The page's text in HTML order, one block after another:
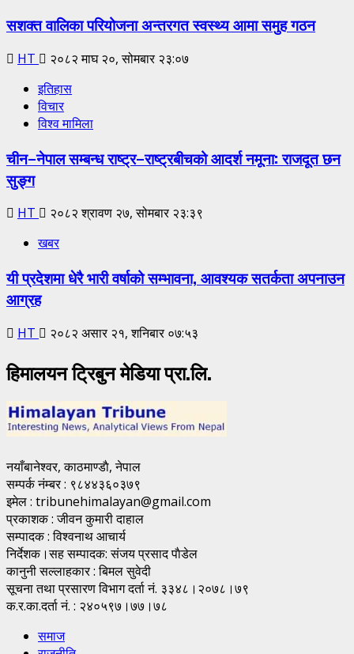
सशक्त वालिका परियोजना अन्तरगत स्वस्थ्य आमा समुह गठन
HT
२०८२ माघ २०, सोमबार २३:०७
इतिहास
विचार
विश्व मामिला
चीन–नेपाल सम्बन्ध राष्ट्र–राष्ट्रबीचको आदर्श नमूना: राजदूत छन
सुङ्ग
HT
२०८२ श्रावण २७, सोमबार २३:३९
खबर
यी प्रदेशमा धेरै भारी वर्षाको सम्भावना, आवश्यक सतर्कता अपनाउन
आग्रह
HT २०८२ असार २१, शनिबार ०७:५३
हिमालयन ट्रिबुन मेडिया प्रा.लि.
नयाँबानेश्वर, काठमाण्डाै, नेपाल
सम्पर्क नंम्बर : ९८४४३६०३७९
इमेल : tribunehimalayan@gmail.com
प्रकाशक : जीवन कुमारी दाहाल
सम्पादक : विश्वनाथ आचार्य
निर्देशक।सह सम्पादक: संजय प्रसाद पाैडेल
कानुनी सल्लाहकार : बिमल सुवेदी
सूचना तथा प्रसारण विभाग दर्ता नं. ३३४८।२०७८।७९
क.र.का.दर्ता नं. : २४०५९७।७७।७८
समाज